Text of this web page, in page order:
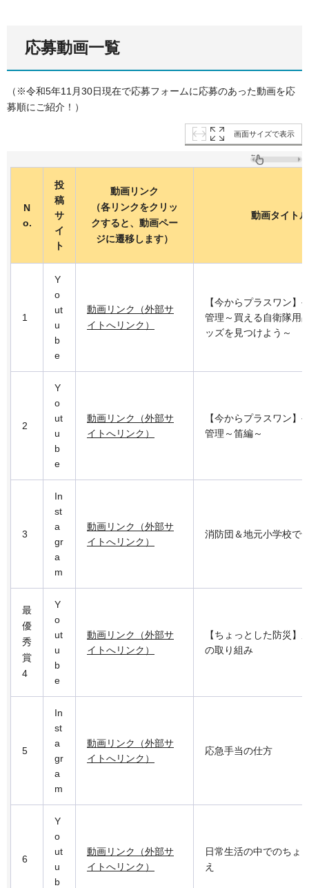
応募動画一覧
（※令和5年11月30日現在で応募フォームに応募のあった動画を応
募順にご紹介！）
画面サイズで表示
N
o.
投
稿
サ
イ
ト
動画リンク
（各リンクをクリッ
クすると、動画ペー
ジに遷移します）
動画タイトル
1
Y
o
ut
u
b
e
動画リンク（外部サ
イトへリンク）
【今からプラスワン】
管理～買える自衛隊用
ッズを見つけよう～
2
Y
o
ut
u
b
e
動画リンク（外部サ
イトへリンク）
【今からプラスワン】
管理～笛編～
3
In
st
a
gr
a
m
動画リンク（外部サ
イトへリンク）
消防団＆地元小学校で
最
優
秀
賞
4
Y
o
ut
u
b
e
動画リンク（外部サ
イトへリンク）
【ちょっとした防災】
の取り組み
5
In
st
a
gr
a
m
動画リンク（外部サ
イトへリンク）
応急手当の仕方
6
Y
o
ut
u
b
動画リンク（外部サ
イトへリンク）
日常生活の中でのちょ
え